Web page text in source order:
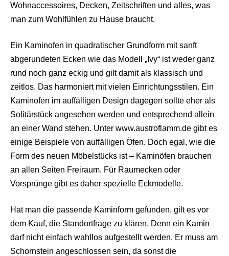
Wohnaccessoires, Decken, Zeitschriften und alles, was
man zum Wohlfühlen zu Hause braucht.
Ein Kaminofen in quadratischer Grundform mit sanft
abgerundeten Ecken wie das Modell „Ivy“ ist weder ganz
rund noch ganz eckig und gilt damit als klassisch und
zeitlos. Das harmoniert mit vielen Einrichtungsstilen. Ein
Kaminofen im auffälligen Design dagegen sollte eher als
Solitärstück angesehen werden und entsprechend allein
an einer Wand stehen. Unter www.austroflamm.de gibt es
einige Beispiele von auffälligen Öfen. Doch egal, wie die
Form des neuen Möbelstücks ist – Kaminöfen brauchen
an allen Seiten Freiraum. Für Raumecken oder
Vorsprünge gibt es daher spezielle Eckmodelle.
Hat man die passende Kaminform gefunden, gilt es vor
dem Kauf, die Standortfrage zu klären. Denn ein Kamin
darf nicht einfach wahllos aufgestellt werden. Er muss am
Schornstein angeschlossen sein, da sonst die